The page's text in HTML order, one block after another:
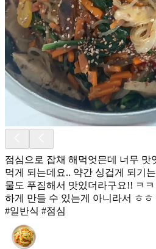
점심으로 잡채 해먹엇믄데 너무 맛
먹게 되는데요.. 약간 싱겁게 되기
물도 푸짐해서 맛있더라구요!! ㅋ
하게 만들 수 있는게 아니라서 ㅎ
#일반식 #점심